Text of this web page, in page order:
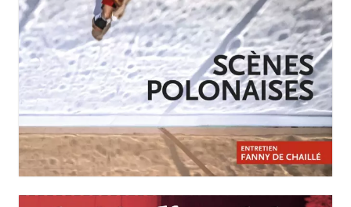
JANVIER-MARS 2026
N°258
Scènes polonaises